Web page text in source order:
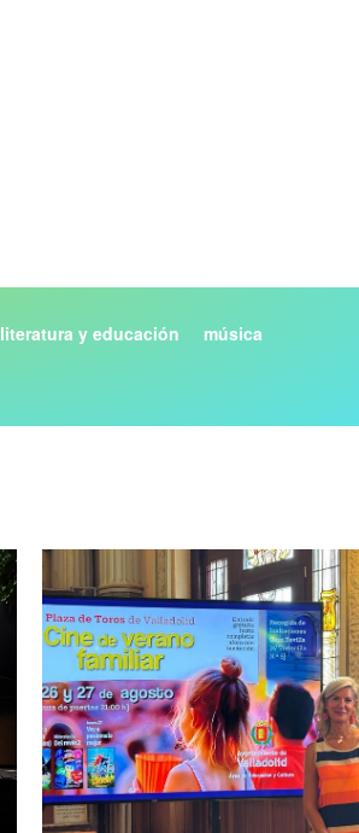
literatura y educación música